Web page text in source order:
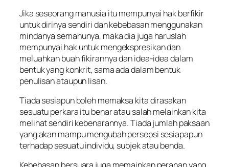
Jika seseorang manusia itu mempunyai hak berfikir
untuk dirinya sendiri dan kebebasan menggunakan
mindanya semahunya, maka dia juga haruslah
mempunyai hak untuk mengekspresikan dan
meluahkan buah fikirannya dan idea-idea dalam
bentuk yang konkrit, sama ada dalam bentuk
penulisan ataupun lisan.
Tiada sesiapun boleh memaksa kita dirasakan
sesuatu perkara itu benar atau salah melainkan kita
melihat sendiri kebenarannya. Tiada jumlah paksaan
yang akan mampu mengubah persepsi sesiapapun
terhadap sesuatu individu, subjek atau benda.